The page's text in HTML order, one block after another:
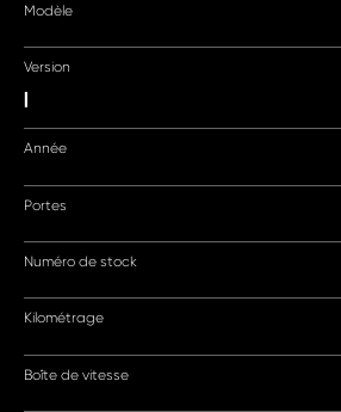
Modèle
Version
|
Année
Portes
Numéro de stock
Kilométrage
Boîte de vitesse